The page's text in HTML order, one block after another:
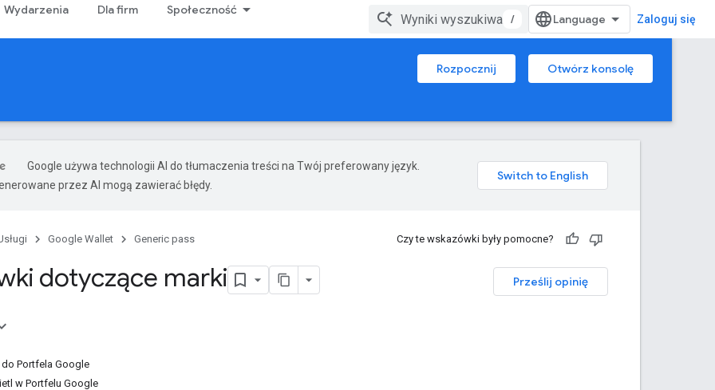
Wydarzenia Dla firm Społeczność
/ Zaloguj się
Rozpocznij
Otwórz konsolę
Google używa technologii AI do tłumaczenia treści na Twój preferowany język.
przez AI mogą zawierać błędy.
Google Wallet Generic pass Czy te wskazówki były pomocne?
Prześlij opinię
dotyczące marki
do Portfela Google
w Portfelu Google